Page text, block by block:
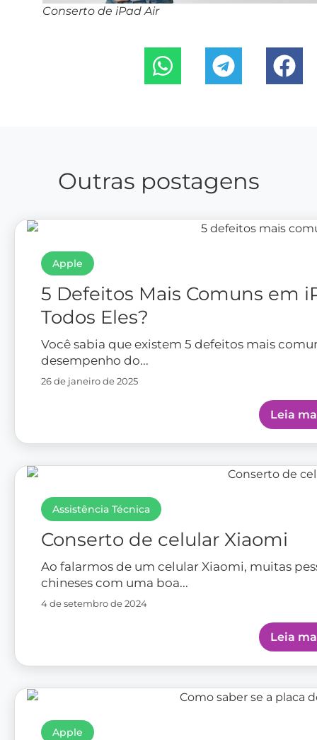
Conserto de iPad Air
Outras postagens
Apple
5 Defeitos Mais Comuns em
Todos Eles?
Você sabia que existem 5 defeitos mais
desempenho do...
26 de janeiro de 2025
Leia
Assistência Técnica
Conserto de celular Xiaomi
Ao falarmos de um celular Xiaomi, muitas
chineses com uma boa...
4 de setembro de 2024
Leia
Apple